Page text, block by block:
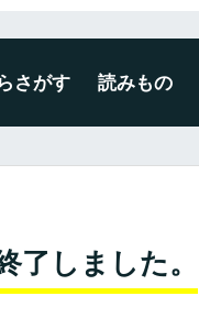
さがす 読みもの
了しました。